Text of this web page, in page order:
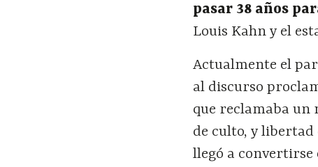
pasar 38 años
Louis Kahn y el
Actualmente el
al discurso
que reclamaba un
de culto, y
llegó a convertirse